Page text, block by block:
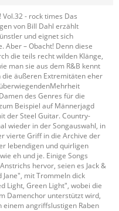
- rock times Das
von Bill Dahl erzählt
und eignet sich
Aber – Obacht! Denn diese
die teils recht wilden Klänge,
man sie aus dem R&B kennt
äußeren Extremitäten eher
des Genres für die
Beispiel auf Männerjagd
der Steel Guitar. Country-
wieder in der Songauswahl, in
vierte Griff in die Archive der
lebendigen und quirligen
eh und je. Einige Songs
hervor, seien es Jack &
Jane", mit Trommeln dick
Light, Green Light", wobei die
Damenchor unterstützt wird,
einem angriffslustigen Raben